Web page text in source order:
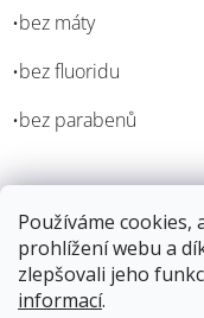
Používáme cookies,
prohlížení webu a
zlepšovali jeho
informací.
Skladem(1 ks)
•bez máty
•bez fluoridu
•bez parabenů